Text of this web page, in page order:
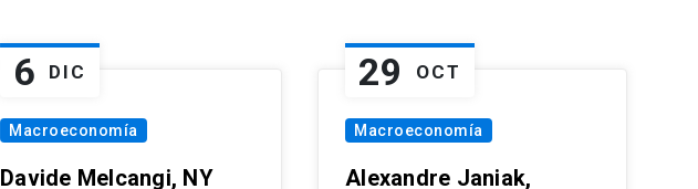
6 DIC
Macroeconomía
Davide Melcangi, NY
29 OCT
Macroeconomía
Alexandre Janiak,